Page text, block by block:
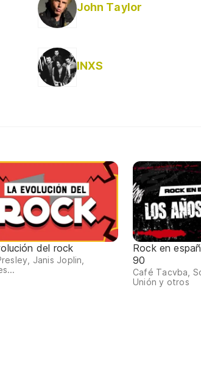
John Taylor
INXS
del rock
Janis Joplin,
Rock en
90
Café Tacvba,
Unión y otros